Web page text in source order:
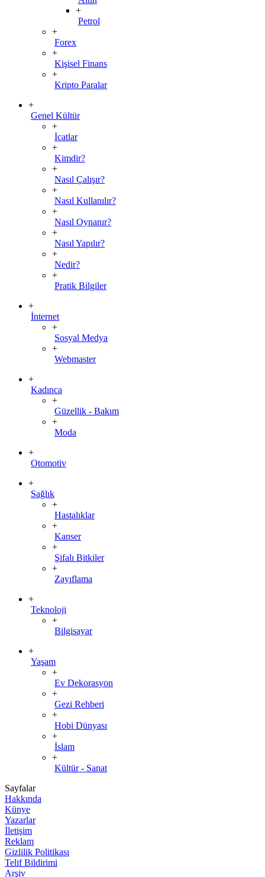
+
Petrol
+
Forex
+
Kişisel Finans
+
Kripto Paralar
+
Genel Kültür
+
İcatlar
+
Kimdir?
+
Nasıl Çalışır?
+
Nasıl Kullanılır?
+
Nasıl Oynanır?
+
Nasıl Yapılır?
+
Nedir?
+
Pratik Bilgiler
+
İnternet
+
Sosyal Medya
+
Webmaster
+
Kadınca
+
Güzellik - Bakım
+
Moda
+
Otomotiv
+
Sağlık
+
Hastalıklar
+
Kanser
+
Şifalı Bitkiler
+
Zayıflama
+
Teknoloji
+
Bilgisayar
+
Yaşam
+
Ev Dekorasyon
+
Gezi Rehberi
+
Hobi Dünyası
+
İslam
+
Kültür - Sanat
Sayfalar
Hakkında
Künye
Yazarlar
İletişim
Reklam
Gizlilik Politikası
Telif Bildirimi
Arşiv